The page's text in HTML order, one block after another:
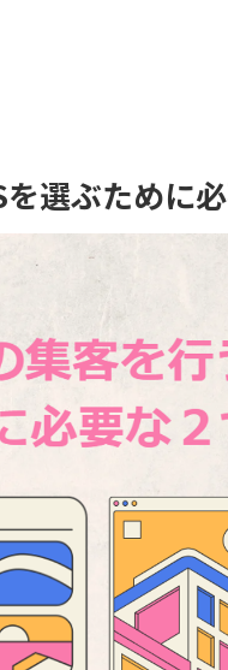
選ぶために